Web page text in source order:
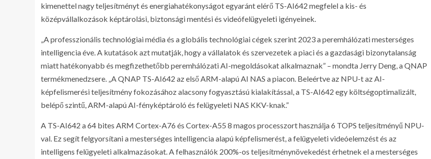
kimenettel nagy teljesítményt és energiahatékonyságot egyaránt elérő TS-AI642 megfelel a kis- és
középvállalkozások képtárolási, biztonsági mentési és videófelügyeleti igényeinek.
„A professzionális technológiai média és a globális technológiai cégek szerint 2023 a peremhálózati mesterséges
intelligencia éve. A kutatások azt mutatják, hogy a vállalatok és szervezetek a piaci és a gazdasági bizonytalanság
miatt hatékonyabb és megfizethetőbb peremhálózati AI-megoldásokat alkalmaznak” – mondta Jerry Deng, a QNAP
termékmenedzsere. „A QNAP TS-AI642 az első ARM-alapú AI NAS a piacon. Beleértve az NPU-t az AI-
képfelismerési teljesítmény fokozásához alacsony fogyasztású kialakítással, a TS-AI642 egy költségoptimalizált,
belépő szintű, ARM-alapú AI-fényképtároló és felügyeleti NAS KKV-knak.”
A TS-AI642 a 64 bites ARM Cortex-A76 és Cortex-A55 8 magos processzort használja 6 TOPS teljesítményű NPU-
val. Ez segít felgyorsítani a mesterséges intelligencia alapú képfelismerést, a felügyeleti videóelemzést és az
intelligens felügyeleti alkalmazásokat. A felhasználók 200%-os teljesítménynövekedést érhetnek el a mesterséges